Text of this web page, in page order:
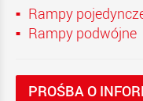
Rampy
Rampy podwójne
PROŚBA O